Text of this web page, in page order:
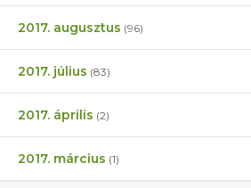
2017. augusztus (96)
2017. július (83)
2017. április (2)
2017. március (1)